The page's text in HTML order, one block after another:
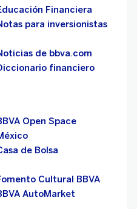
Financiera
para inversionistas
de bbva.com
financiero
Open Space
de Bolsa
Cultural BBVA
AutoMarket